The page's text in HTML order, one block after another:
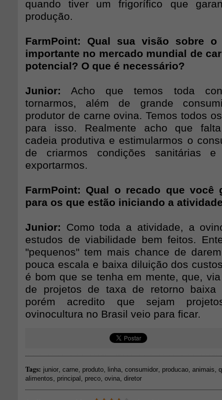
quando tiver um frigorífico que
produção.
FarmPoint: Qual sua visão sobre
importante no mercado mundial de
potencial? O que é necessário?
Junior: Acho que temos toda
tornarmos, além de grande
produtor de carne ovina. Temos todos
para isso. Realmente acho que
cadeia produtiva e estimularmos o
de criarmos condições sanitárias e
exportarmos.
FarmPoint: Qual o recado que você
para os que estão iniciando a
Junior: Como toda a atividade, a
estudos de viabilidade bem feitos.
"pequenos" tem mais chance de
pouca escala e baixa diluição dos
é bom que se tenha em mente, que,
de projetos de taxa de retorno baixa
porém acredito que sejam
ovinocultura no Brasil veio para ficar.
Tags: junior carne produto linha consumidor producao animais
alimentos
principal preco ovina diretor